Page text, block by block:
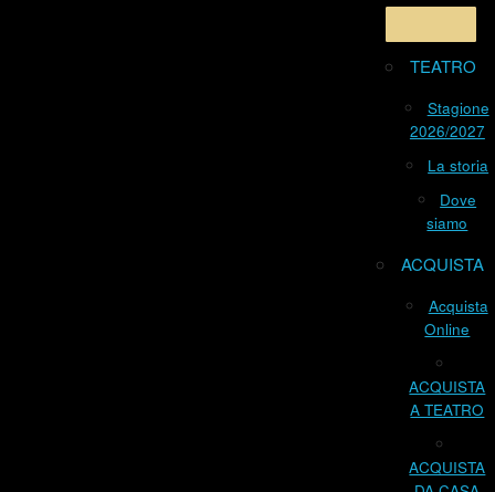
TEATRO
Stagione
2026/2027
La storia
Dove
siamo
ACQUISTA
Acquista
Online
ACQUISTA
A TEATRO
ACQUISTA